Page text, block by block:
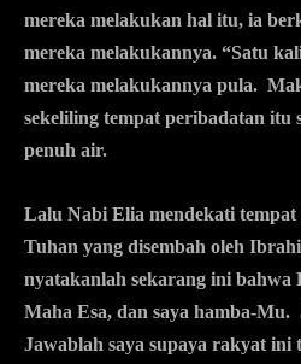
mereka melakukan hal itu, ia
mereka melakukannya. “Satu
mereka melakukannya pula.
sekeliling tempat peribadatan itu
penuh air.
Lalu Nabi Elia mendekati
Tuhan yang disembah oleh
nyatakanlah sekarang ini bahwa
Maha Esa, dan saya hamba-Mu.
Jawablah saya supaya rakyat ini